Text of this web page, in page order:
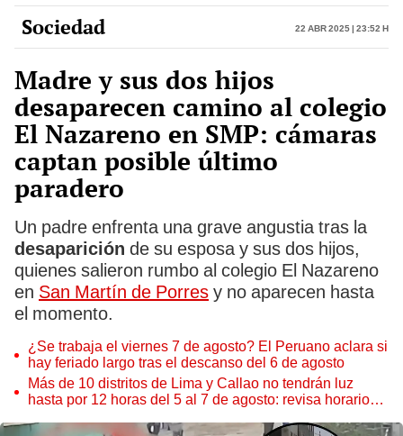
Rosa María Palacios
Sociedad 22 Abr 2025 | 23:52 h
Madre y sus dos hijos
desaparecen camino al colegio
El Nazareno en SMP: cámaras
captan posible último
paradero
Un padre enfrenta una grave angustia tras la
desaparición de su esposa y sus dos hijos,
quienes salieron rumbo al colegio El Nazareno
en San Martín de Porres y no aparecen hasta
el momento.
¿Se trabaja el viernes 7 de agosto? El Peruano aclara si
hay feriado largo tras el descanso del 6 de agosto
Más de 10 distritos de Lima y Callao no tendrán luz
hasta por 12 horas del 5 al 7 de agosto: revisa horarios y